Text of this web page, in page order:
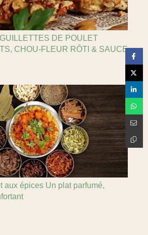
DE POULET
CHOU-FLEUR RÔTI & SAUCE
aux épices Un plat parfumé,